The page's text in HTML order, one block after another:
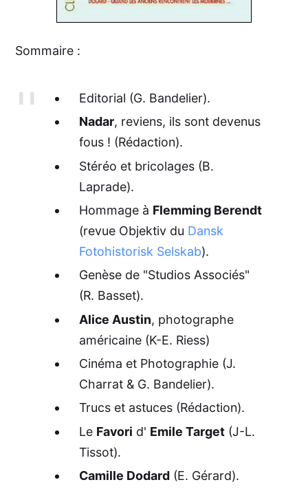
Sommaire :
Editorial (G. Bandelier).
Nadar, reviens, ils sont devenus
fous ! (Rédaction).
Stéréo et bricolages (B.
Laprade).
Hommage à Flemming Berendt
(revue Objektiv du Dansk
Fotohistorisk Selskab).
Genèse de "Studios Associés"
(R. Basset).
Alice Austin, photographe
américaine (K-E. Riess)
Cinéma et Photographie (J.
Charrat & G. Bandelier).
Trucs et astuces (Rédaction).
Le Favori d' Emile Target (J-L.
Tissot).
Camille Dodard (E. Gérard).